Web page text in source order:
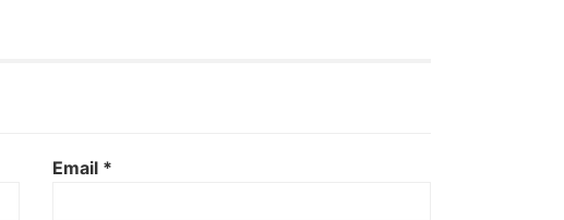
Email *